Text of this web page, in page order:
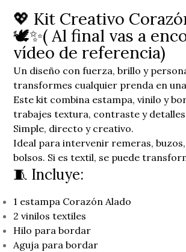
💖 Kit Creativo
🕊️✨( Al final vas a
vídeo de referencia)
Un diseño con fuerza, brillo y
transformes cualquier prenda en
Este kit combina estampa, vinilo y
trabajes textura, contraste y
Simple, directo y creativo.
Ideal para intervenir remeras,
bolsos. Si es textil, se puede
🧵 Incluye:
1 estampa Corazón Alado
2 vinilos textiles
Hilo para bordar
Aguja para bordar